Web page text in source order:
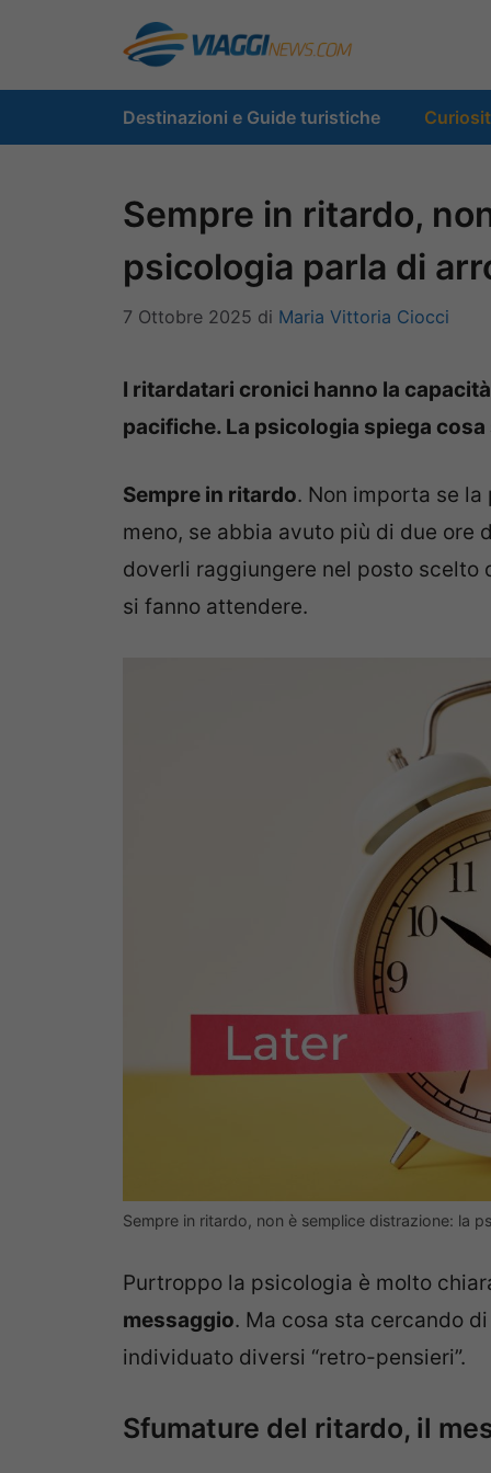
contenuto
Destinazioni e Guide turistiche
Sempre in ritardo,
psicologia parla di
7 Ottobre 2025 di Maria Vittoria Ciocci
I ritardatari cronici hanno la
pacifiche. La psicologia spiega
Sempre in ritardo. Non importa se
meno, se abbia avuto più di due ore
doverli raggiungere nel posto scelto
si fanno attendere.
Sempre in ritardo, non è semplice distrazione: la
Purtroppo la psicologia è molto
messaggio. Ma cosa sta cercando
individuato diversi “retro-pensieri”.
Sfumature del ritardo, il